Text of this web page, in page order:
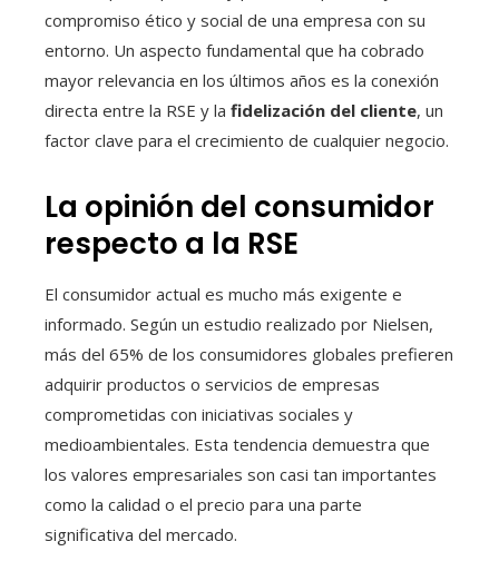
compromiso ético y social de una empresa con su
entorno. Un aspecto fundamental que ha cobrado
mayor relevancia en los últimos años es la conexión
directa entre la RSE y la fidelización del cliente, un
factor clave para el crecimiento de cualquier negocio.
La opinión del consumidor
respecto a la RSE
El consumidor actual es mucho más exigente e
informado. Según un estudio realizado por Nielsen,
más del 65% de los consumidores globales prefieren
adquirir productos o servicios de empresas
comprometidas con iniciativas sociales y
medioambientales. Esta tendencia demuestra que
los valores empresariales son casi tan importantes
como la calidad o el precio para una parte
significativa del mercado.